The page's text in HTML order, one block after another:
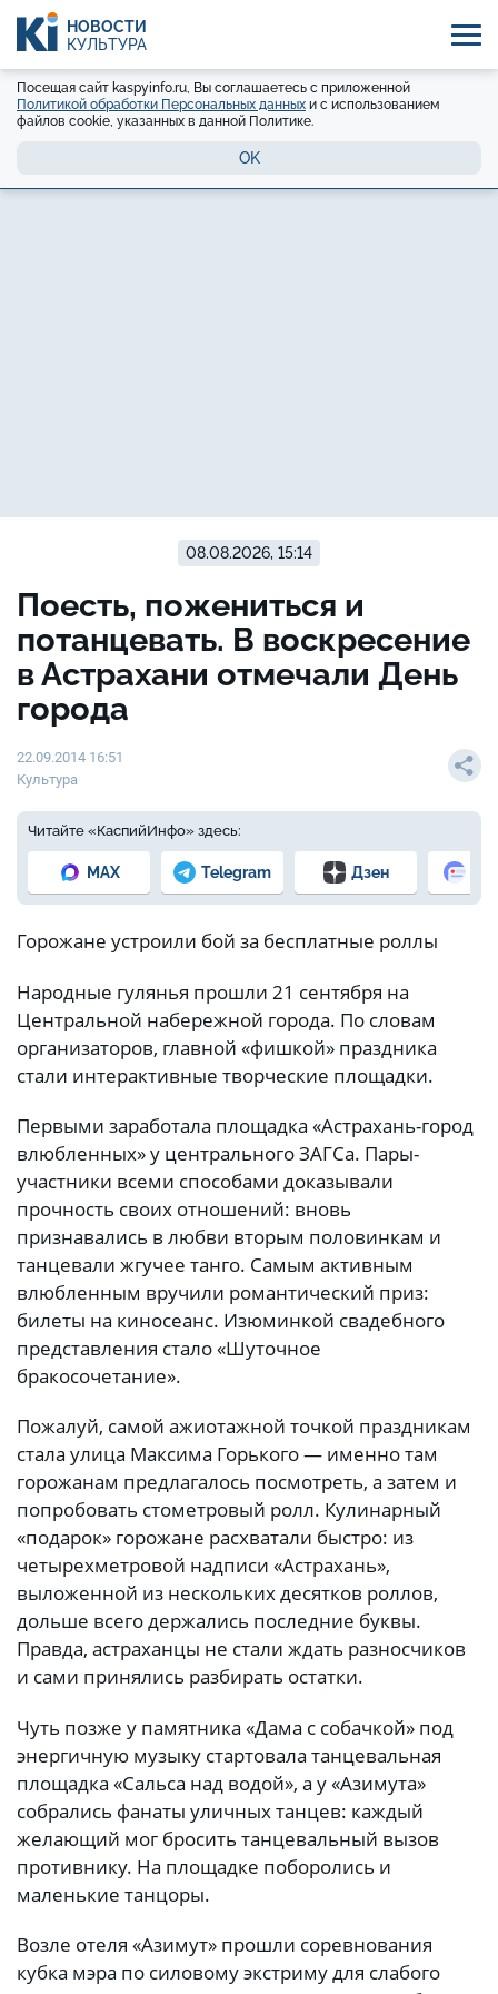
НОВОСТИ
КУЛЬТУРА
Посещая сайт kaspyinfo.ru, Вы соглашаетесь с приложенной
Политикой обработки Персональных данных и с использованием
файлов cookie, указанных в данной Политике.
OK
08.08.2026, 15:14
Поесть, пожениться и
потанцевать. В воскресение
в Астрахани отмечали День
города
22.09.2014 16:51
Культура
Читайте «КаспийИнфо» здесь:
MAX Telegram Дзен
Горожане устроили бой за бесплатные роллы
Народные гулянья прошли 21 сентября на
Центральной набережной города. По словам
организаторов, главной «фишкой» праздника
стали интерактивные творческие площадки.
Первыми заработала площадка «Астрахань-город
влюбленных» у центрального ЗАГСа. Пары-
участники всеми способами доказывали
прочность своих отношений: вновь
признавались в любви вторым половинкам и
танцевали жгучее танго. Самым активным
влюбленным вручили романтический приз:
билеты на киносеанс. Изюминкой свадебного
представления стало «Шуточное
бракосочетание».
Пожалуй, самой ажиотажной точкой праздникам
стала улица Максима Горького — именно там
горожанам предлагалось посмотреть, а затем и
попробовать стометровый ролл. Кулинарный
«подарок» горожане расхватали быстро: из
четырехметровой надписи «Астрахань»,
выложенной из нескольких десятков роллов,
дольше всего держались последние буквы.
Правда, астраханцы не стали ждать разносчиков
и сами принялись разбирать остатки.
Чуть позже у памятника «Дама с собачкой» под
энергичную музыку стартовала танцевальная
площадка «Сальса над водой», а у «Азимута»
собрались фанаты уличных танцев: каждый
желающий мог бросить танцевальный вызов
противнику. На площадке поборолись и
маленькие танцоры.
Возле отеля «Азимут» прошли соревнования
кубка мэра по силовому экстриму для слабого